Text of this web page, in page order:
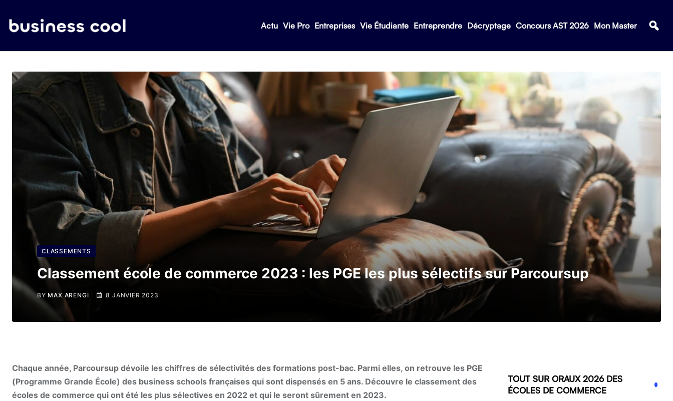
Actu Vie Pro Entreprises Vie Étudiante Entreprendre Décryptage Concours AST 2026 Mon Master
CLASSEMENTS
Classement école de commerce 2023 : les PGE les plus sélectifs sur Parcoursup
BY MAX ARENGI 8 JANVIER 2023
Chaque année, Parcoursup dévoile les chiffres de sélectivités des formations post-bac. Parmi elles, on retrouve les PGE
(Programme Grande École) des business schools françaises qui sont dispensés en 5 ans. Découvre le classement des
écoles de commerce qui ont été les plus sélectives en 2022 et qui le seront sûrement en 2023.
TOUT SUR ORAUX 2026 DES
ÉCOLES DE COMMERCE